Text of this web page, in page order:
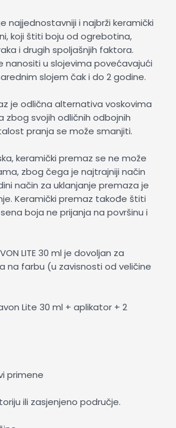
je najjednostavniji i najbrži keramički
koji štiti boju od ogrebotina,
i drugih spoljašnjih faktora.
nanositi u slojevima povećavajući
slojem čak i do 2 godine.
je odlična alternativa voskovima
zbog svojih odličnih odbojnih
pranja se može smanjiti.
keramički premaz se ne može
zbog čega je najtrajniji način
način za uklanjanje premaza je
Keramički premaz takođe štiti
boja ne prijanja na površinu i
LITE 30 ml je dovoljan za
na farbu (u zavisnosti od veličine
Lite 30 ml + aplikator + 2
primene
ili zasjenjeno područje.